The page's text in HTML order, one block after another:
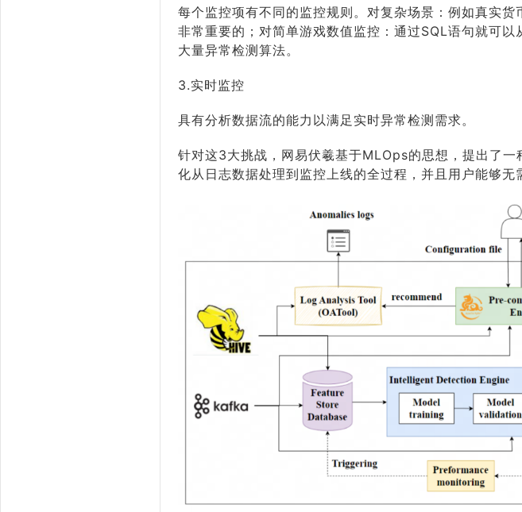
每个监控项有不同的监控规则。对复杂场景：例如真实
非常重要的；对简单游戏数值监控：通过SQL语句就可
大量异常检测算法。
3.实时监控
具有分析数据流的能力以满足实时异常检测需求。
针对这3大挑战，网易伏羲基于MLOps的思想，提出了
化从日志数据处理到监控上线的全过程，并且用户能够无